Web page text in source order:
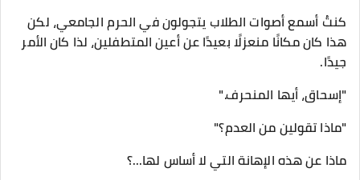
كنتُ أسمع أصوات الطلاب يتجولون في الحرم الجامعي، لكن
هذا كان مكانًا منعزلًا بعيدًا عن أعين المتطفلين، لذا كان الأمر
جيدًا.
"إسحاق، أيها المنحرف."
"ماذا تقولين من العدم؟"
ماذا عن هذه الإهانة التي لا أساس لها...؟